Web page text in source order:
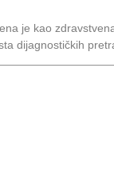
je kao
dijagnostičkih